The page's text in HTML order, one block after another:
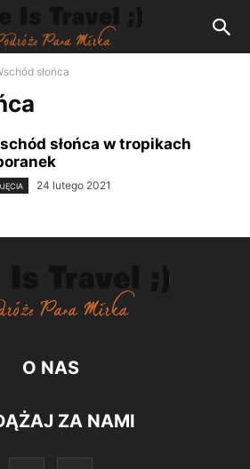
słońca
słońca w tropikach
24 lutego 2021
O NAS
ZA NAMI